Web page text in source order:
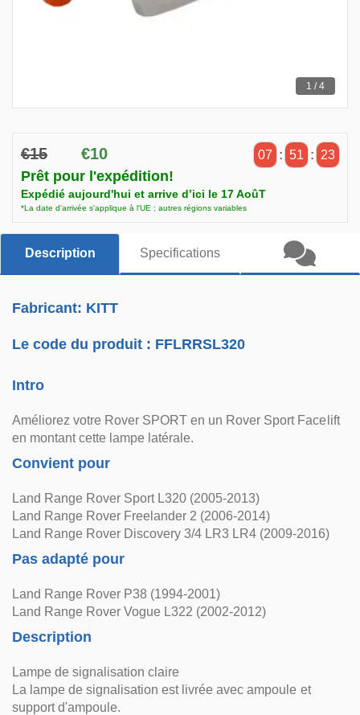
1 / 4
€15 €10 07 : 51 : 22
Prêt pour l'expédition!
Expédié aujourd'hui et arrive d’ici le 17 AoûT
*La date d'arrivée s'applique à l'UE ; autres régions variables
Description Specifications
Fabricant: KITT
Le code du produit : FFLRRSL320
Intro
Améliorez votre Rover SPORT en un Rover Sport Facelift
en montant cette lampe latérale.
Convient pour
Land Range Rover Sport L320 (2005-2013)
Land Range Rover Freelander 2 (2006-2014)
Land Range Rover Discovery 3/4 LR3 LR4 (2009-2016)
Pas adapté pour
Land Range Rover P38 (1994-2001)
Land Range Rover Vogue L322 (2002-2012)
Description
Lampe de signalisation claire
La lampe de signalisation est livrée avec ampoule et
support d'ampoule.